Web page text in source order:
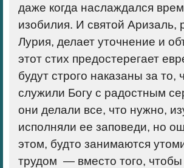
даже когда наслаждался
изобилия. И святой Аризаль,
Лурия, делает уточнение и
этот стих предостерегает
будут строго наказаны за то,
служили Богу с радостным
они делали все, что нужно,
исполняли ее заповеди, но
этом, будто занимаются
трудом — вместо того, чтобы